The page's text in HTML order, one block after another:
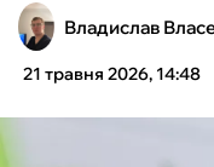
ХОКЕЙ
ТЕНІС
Владислав
21 травня 2026, 14:48